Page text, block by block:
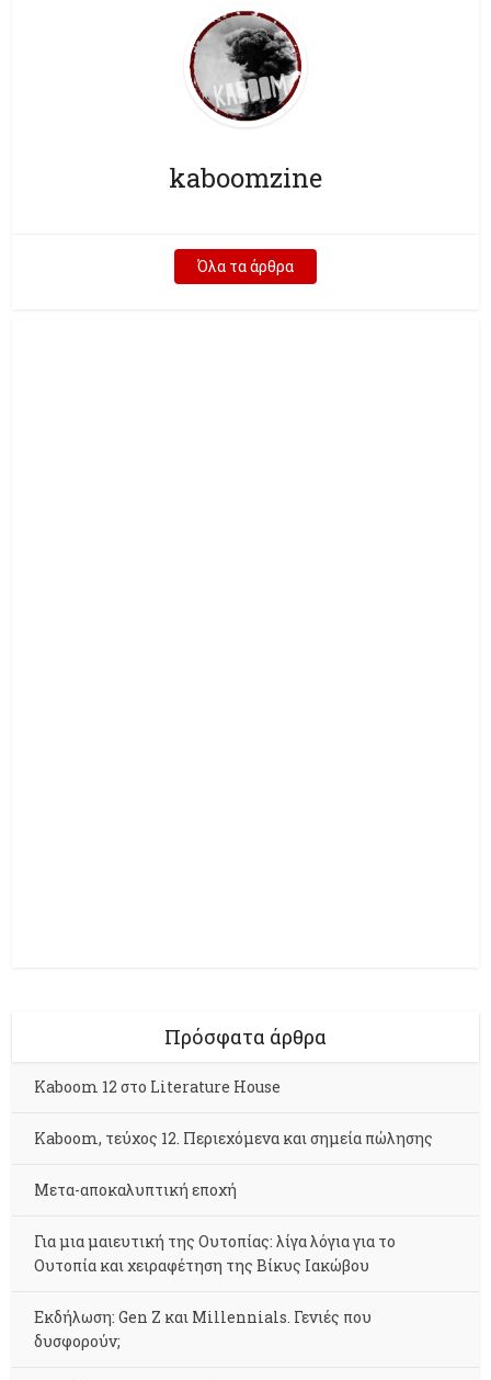
kaboomzine
Όλα τα άρθρα
Πρόσφατα άρθρα
Kaboom 12 στο Literature House
Kaboom, τεύχος 12. Περιεχόμενα και σημεία πώλησης
Μετα-αποκαλυπτική εποχή
Για μια μαιευτική της Ουτοπίας: λίγα λόγια για το
Ουτοπία και χειραφέτηση της Βίκυς Ιακώβου
Εκδήλωση: Gen Z και Millennials. Γενιές που
δυσφορούν;